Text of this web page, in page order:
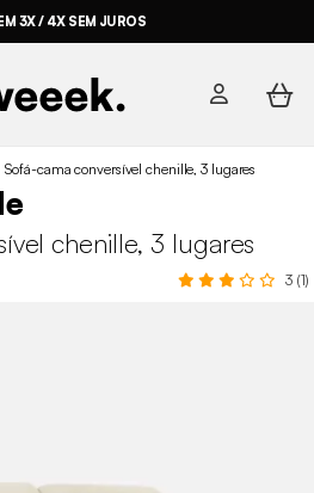
3X / 4X SEM JUROS
Sofá-cama conversível chenille, 3 lugares
chenille, 3 lugares
3 (1)